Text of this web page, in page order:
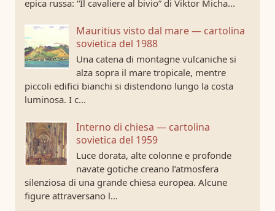
epica russa: “Il cavaliere al bivio” di Viktor Micha...
Mauritius visto dal mare — cartolina
sovietica del 1988
Una catena di montagne vulcaniche si
alza sopra il mare tropicale, mentre
piccoli edifici bianchi si distendono lungo la costa
luminosa. I c...
Interno di chiesa — cartolina
sovietica del 1959
Luce dorata, alte colonne e profonde
navate gotiche creano l’atmosfera
silenziosa di una grande chiesa europea. Alcune
figure attraversano l...